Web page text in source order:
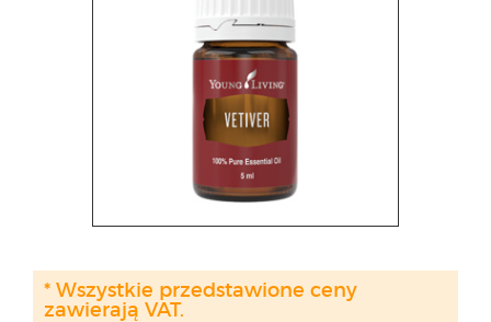
* Wszystkie przedstawione ceny
zawierają VAT.